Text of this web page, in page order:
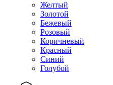
Желтый
Золотой
Бежевый
Розовый
Коричневый
Красный
Синий
Голубой